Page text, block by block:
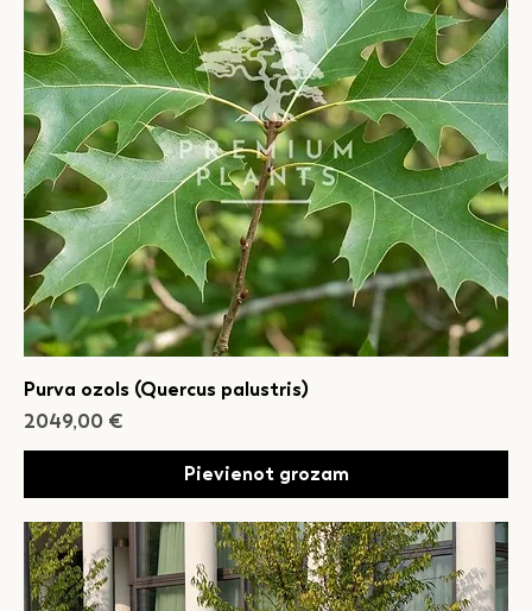
Purva ozols (Quercus palustris)
Cena
2049,00 €
Pievienot grozam